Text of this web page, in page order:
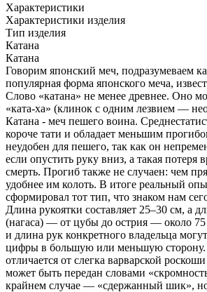
Характеристики
Характеристики изделия
Тип изделия
Катана
Катана
Говорим японский меч, подразумеваем
популярная форма японского меча,
Слово «катана» не менее древнее. Оно
«ката-ха» (клинок с одним лезвием —
Катана - меч пешего воина.
короче тати и обладает меньшим
неудобен для пешего, так как он
если опустить руку вниз, а такая потеря
смерть. Прогиб также не случаен: чем
удобнее им колоть. В итоге реальный
сформировал тот тип, что знаком нам
Длина рукоятки составляет 25–30 см, а
(нагаса) — от цубы до острия — около 75
и длина рук конкретного владельца
цифры в большую или меньшую сторону.
отличается от слегка варварской
может быть передан словами
крайнем случае — «сдержанный шик»,